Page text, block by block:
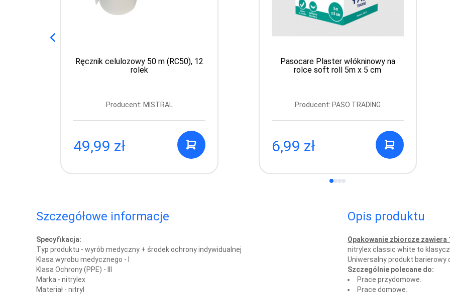
Ręcznik celulozowy 50 m (RC50), 12
rolek
Producent: MISTRAL
49,99 zł
Pasocare Plaster włókninowy na
rolce soft roll 5m x 5 cm
Producent: PASO TRADING
6,99 zł
Szczegółowe informacje
Specyfikacja:
Typ produktu - wyrób medyczny + środek ochrony indywidualnej
Klasa wyrobu medycznego - I
Klasa Ochrony (PPE) - III
Marka - nitrylex
Materiał - nitryl
Opis produktu
Opakowanie zbiorcze
nitrylex classic white to
Uniwersalny produkt barierowy
Szczególnie polecane do:
Prace przydomowe.
Prace domowe.